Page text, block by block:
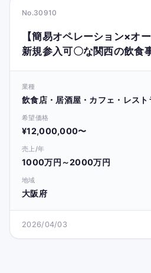
No.30910
【簡易オペレーション×オ
新規参入可〇な関西の飲食
業種
飲食店・居酒屋・カフェ・レスト
希望価格
¥12,000,000〜
売上/年
1000万円～2000万円
地域
大阪府
2026/04/03